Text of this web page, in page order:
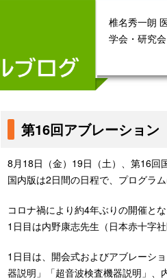
椎名秀一朗
学会・研究
第16回アブレーショ
8月18日（金）19日（土）、第16回
国内版は2日間の日程で、プログラ
コロナ禍により約4年ぶりの開催と
1日目は内野康志先生（日本赤十字
1日目は、開会式およびアブレーシ
器説明」「超音波検査機器説明」、